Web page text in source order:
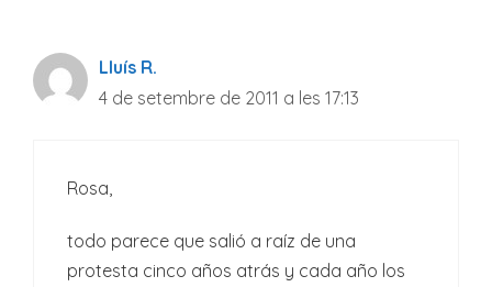
Lluís R.
4 de setembre de 2011 a les 17:13
Rosa,
todo parece que salió a raíz de una
protesta cinco años atrás y cada año los